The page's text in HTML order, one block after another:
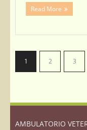
Read More
1 2 3
AMBULATORIO